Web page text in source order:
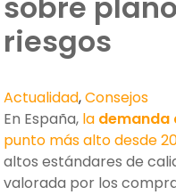
riesgos
Actualidad,Consejos
En España, la demanda
punto más alto desde
altos estándares de
valorada por los